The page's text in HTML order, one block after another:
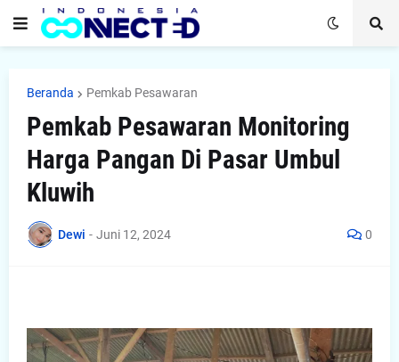
Beranda Pemkab Pesawaran
Pemkab Pesawaran Monitoring
Harga Pangan Di Pasar Umbul
Kluwih
Dewi - Juni 12, 2024 0